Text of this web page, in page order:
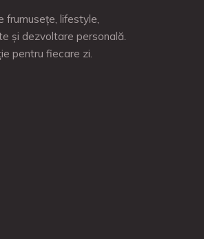
frumusețe, lifestyle,
și dezvoltare personală.
pentru fiecare zi.